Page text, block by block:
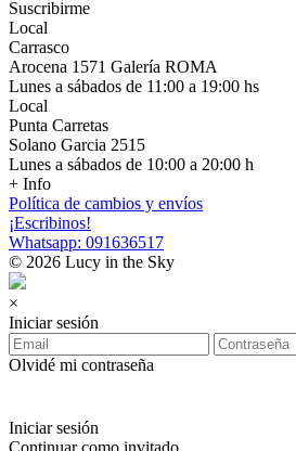
Suscribirme
Local
Carrasco
Arocena 1571 Galería ROMA
Lunes a sábados de 11:00 a 19:00 hs
Local
Punta Carretas
Solano Garcia 2515
Lunes a sábados de 10:00 a 20:00 h
+ Info
Política de cambios y envíos
¡Escribinos!
Whatsapp: 091636517
© 2026 Lucy in the Sky
×
Iniciar sesión
Olvidé mi contraseña
Iniciar sesión
Continuar como invitado